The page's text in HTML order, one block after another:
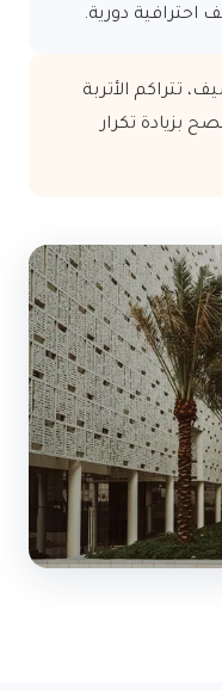
احترافية دورية.
تتراكم الأتربة
بزيادة تكرار